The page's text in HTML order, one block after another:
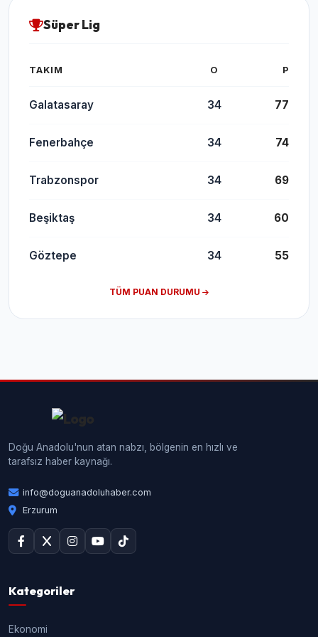
Süper Lig
TAKIM O P
Galatasaray 34 77
Fenerbahçe 34 74
Trabzonspor 34 69
Beşiktaş 34 60
Göztepe 34 55
TÜM PUAN DURUMU
Doğu Anadolu'nun atan nabzı, bölgenin en hızlı ve
tarafsız haber kaynağı.
info@doguanadoluhaber.com
Erzurum
Kategoriler
Ekonomi